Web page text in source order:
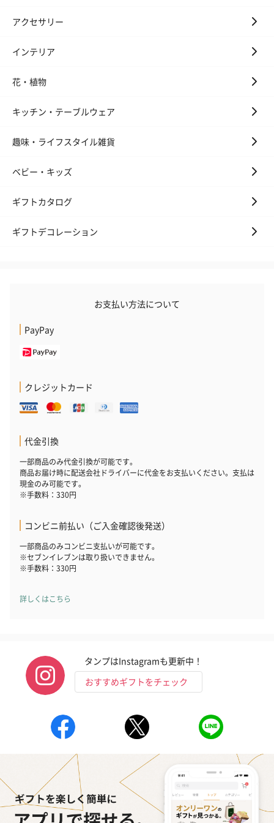
アクセサリー
インテリア
花・植物
キッチン・テーブルウェア
趣味・ライフスタイル雑貨
ベビー・キッズ
ギフトカタログ
ギフトデコレーション
お支払い方法について
PayPay
クレジットカード
代金引換
一部商品のみ代金引換が可能です。
商品お届け時に配送会社ドライバーに代金をお支払いください。支払は
現金のみ可能です。
※手数料：330円
コンビニ前払い（ご入金確認後発送）
一部商品のみコンビニ支払いが可能です。
※セブンイレブンは取り扱いできません。
※手数料：330円
詳しくはこちら
タンプはInstagramも更新中！
おすすめギフトをチェック